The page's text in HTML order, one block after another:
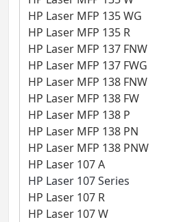
HP Laser MFP 135 WG
HP Laser MFP 135 R
HP Laser MFP 137 FNW
HP Laser MFP 137 FWG
HP Laser MFP 138 FNW
HP Laser MFP 138 FW
HP Laser MFP 138 P
HP Laser MFP 138 PN
HP Laser MFP 138 PNW
HP Laser 107 A
HP Laser 107 Series
HP Laser 107 R
HP Laser 107 W